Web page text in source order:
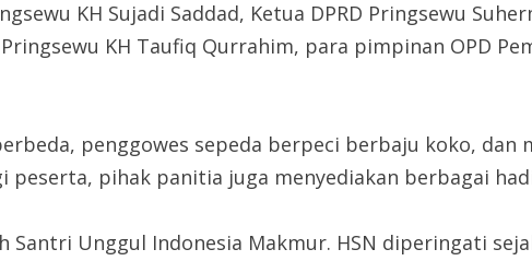
KH Sujadi Saddad, Ketua DPRD Pringsewu
KH Taufiq Qurrahim, para pimpinan OPD
penggowes sepeda berpeci berbaju koko,
peserta, pihak panitia juga menyediakan berbagai
Santri Unggul Indonesia Makmur. HSN diperingati